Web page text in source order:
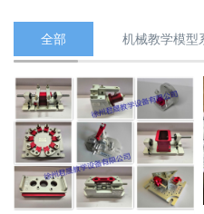
全部 机械教学模型